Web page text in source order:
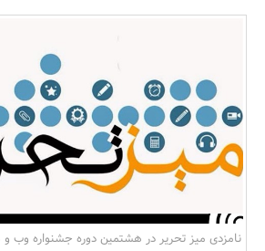
نامزدی میز تحریر در هشتمین دوره جشنواره وب و